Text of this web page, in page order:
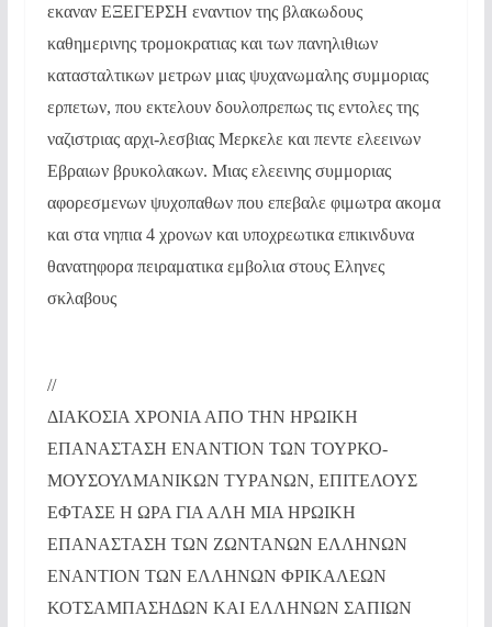
εκαναν ΕΞΕΓΕΡΣΗ εναντιον της βλακωδους
καθημερινης τρομοκρατιας και των πανηλιθιων
κατασταλτικων μετρων μιας ψυχανωμαλης συμμοριας
ερπετων, που εκτελουν δουλοπρεπως τις εντολες της
ναζιστριας αρχι-λεσβιας Μερκελε και πεντε ελεεινων
Εβραιων βρυκολακων. Μιας ελεεινης συμμοριας
αφορεσμενων ψυχοπαθων που επεβαλε φιμωτρα ακομα
και στα νηπια 4 χρονων και υποχρεωτικα επικινδυνα
θανατηφορα πειραματικα εμβολια στους Εληνες
σκλαβους
//
ΔΙΑΚΟΣΙΑ ΧΡΟΝΙΑ ΑΠΟ ΤΗΝ ΗΡΩΙΚΗ
ΕΠΑΝΑΣΤΑΣΗ ΕΝΑΝΤΙΟΝ ΤΩΝ ΤΟΥΡΚΟ-
ΜΟΥΣΟΥΛΜΑΝΙΚΩΝ ΤΥΡΑΝΩΝ, ΕΠΙΤΕΛΟΥΣ
ΕΦΤΑΣΕ Η ΩΡΑ ΓΙΑ ΑΛΗ ΜΙΑ ΗΡΩΙΚΗ
ΕΠΑΝΑΣΤΑΣΗ ΤΩΝ ΖΩΝΤΑΝΩΝ ΕΛΛΗΝΩΝ
ΕΝΑΝΤΙΟΝ ΤΩΝ ΕΛΛΗΝΩΝ ΦΡΙΚΑΛΕΩΝ
ΚΟΤΣΑΜΠΑΣΗΔΩΝ ΚΑΙ ΕΛΛΗΝΩΝ ΣΑΠΙΩΝ